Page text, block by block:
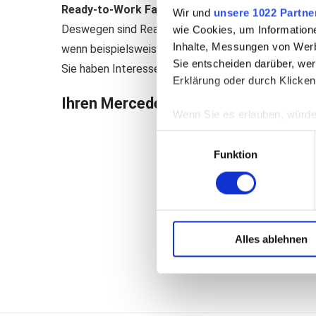
Wir und unsere 1022
wie Cookies, um
Inhalte, Messungen von
Sie entscheiden darüber,
Erklärung oder durch
Wenn Sie es erlauben,
Informationen über
Ihr Gerät durch
Erfahren Sie mehr
Einzelheitenfest.
Diese Webseite verwendet
Ihre maßgeschneiderten
für Social Media ermöglicht
Funktion
Alles ablehnen
Ready-to-Work Fahrzeugesind sofort
Deswegen sind Ready-to-Work Fahrzeuge fÃ¼r
wenn beispielsweise ein Ã¼berraschendes
Sie haben Interesse an einem Ready-to-Work
Ihren Mercedes-Benz Partner finden